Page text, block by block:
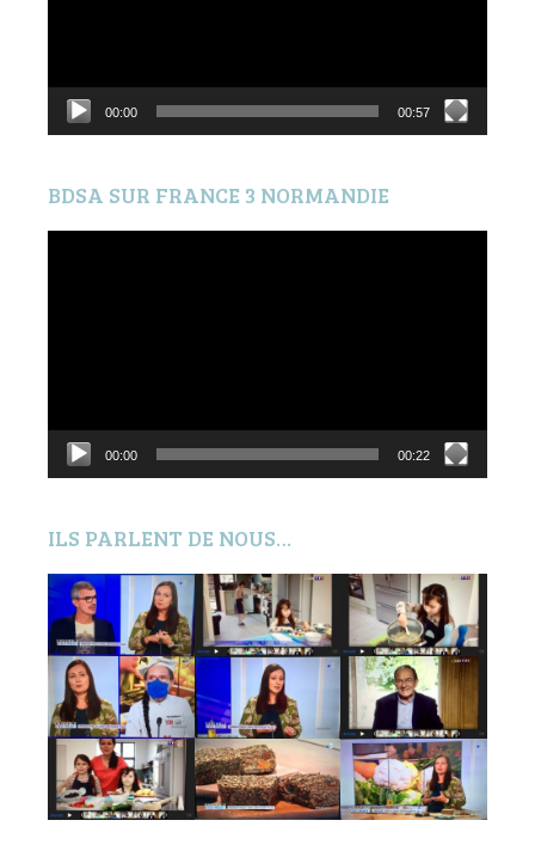
00:00 00:57
BDSA SUR FRANCE 3 NORMANDIE
00:00 00:22
ILS PARLENT DE NOUS…